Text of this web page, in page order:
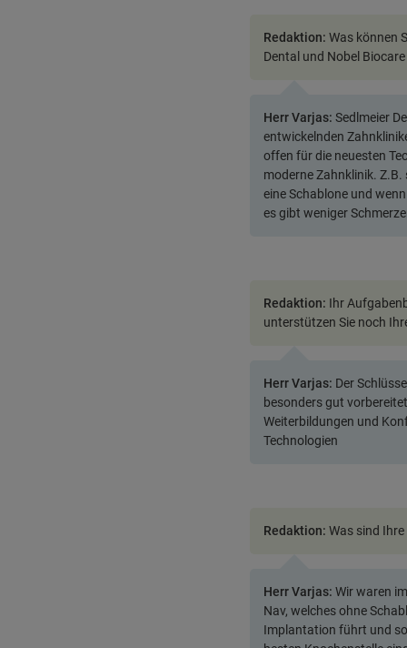
Redaktion:Was können
Dental und Nobel
Herr Varjas:Sedlmeier
entwickelnden
offen für die neuesten
moderne Zahnklinik. Z.B.
eine Schablone und
es gibt weniger
Redaktion: Ihr
unterstützen Sie noch
Herr Varjas: Der
besonders gut
Weiterbildungen und
Technologien
Redaktion:Was sind
Herr Varjas:Wir waren
Nav, welches ohne
Implantation führt und